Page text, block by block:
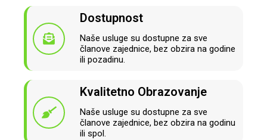
Dostupnost
Naše usluge su dostupne za sve
članove zajednice, bez obzira na godine
ili pozadinu.
Kvalitetno Obrazovanje
Naše usluge su dostupne za sve
članove zajednice, bez obzira na godinu
ili spol.